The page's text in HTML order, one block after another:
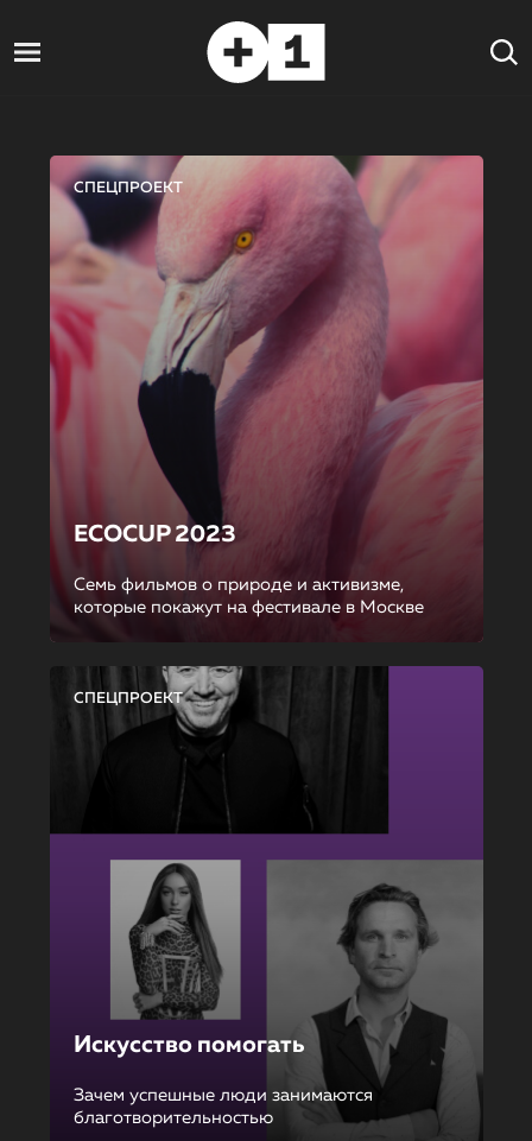
СПЕЦПРОЕКТ
ECOCUP 2023
Семь фильмов о природе и активизме,
которые покажут на фестивале в Москве
СПЕЦПРОЕКТ
Искусство помогать
Зачем успешные люди занимаются
благотворительностью